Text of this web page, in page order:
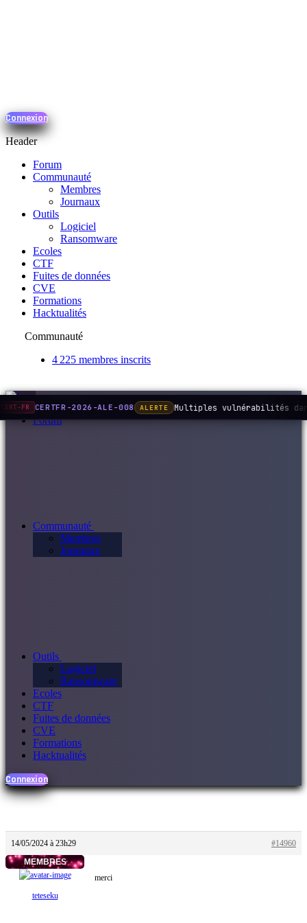
Connexion
Header
Forum
Communauté
Membres
Journaux
Outils
Logiciel
Ransomware
Ecoles
CTF
Fuites de données
CVE
Formations
Hacktualités
Communauté
4 225 membres inscrits
Forum
Communauté
Membres
Journaux
Outils
Logiciel
Ransomware
Ecoles
CTF
Fuites de données
CVE
Formations
Hacktualités
Connexion
14/05/2024 à 23h29
#14960
MEMBRES
teteseku
merci
CERT-FR CERTFR-2026-ALE-008 ALERTE Multiples vulnérabilités